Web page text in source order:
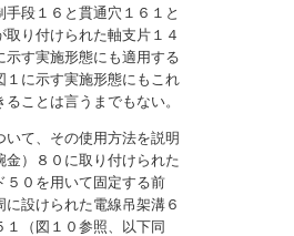
段１６と貫通穴１６１と
り付けられた軸支片１４
示す実施形態にも適用する
１に示す実施形態にもこれ
ことは言うまでもない。
いて、その使用方法を説明
）８０に取り付けられた
５０を用いて固定する前
設けられた電線吊架溝６
１（図１０参照、以下同